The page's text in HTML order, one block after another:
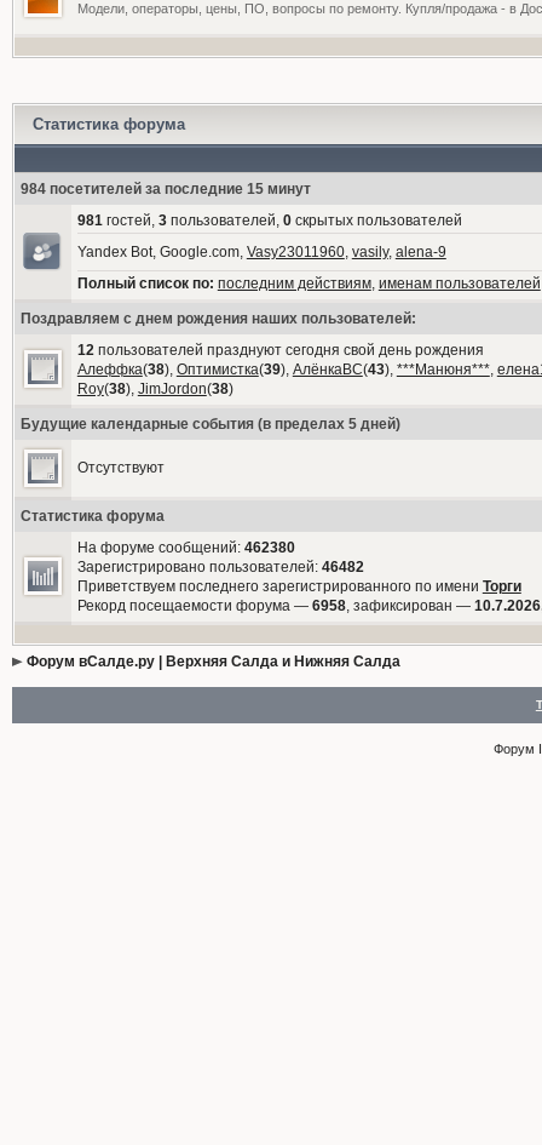
Модели, операторы, цены, ПО, вопросы по ремонту. Купля/продажа - в
Статистика форума
984 посетителей за последние 15 минут
981гостей, 3пользователей, 0скрытых пользователей
Yandex Bot, Google.com, Vasy23011960, vasily, alena-9
Полный список по: последним действиям, именам пользователей
Поздравляем с днем рождения наших пользователей:
12пользователей празднуют сегодня свой день рождения
Алеффка(38), Оптимистка(39), АлёнкаВС(43), ***Манюня***,
Roy(38), JimJordon(38)
Будущие календарные события (в пределах 5 дней)
Отсутствуют
Статистика форума
На форуме сообщений: 462380
Зарегистрировано пользователей: 46482
Приветствуем последнего зарегистрированного по имени Торги
Рекорд посещаемости форума — 6958, зафиксирован —
Форум вСалде.ру | Верхняя Салда и Нижняя Салда
Форум